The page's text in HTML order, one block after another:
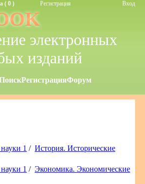
( 0 ) Регистрация Вход
электронных
изданий
РегистрацияФорум
1 / История. Исторические
1 / Экономика. Экономические